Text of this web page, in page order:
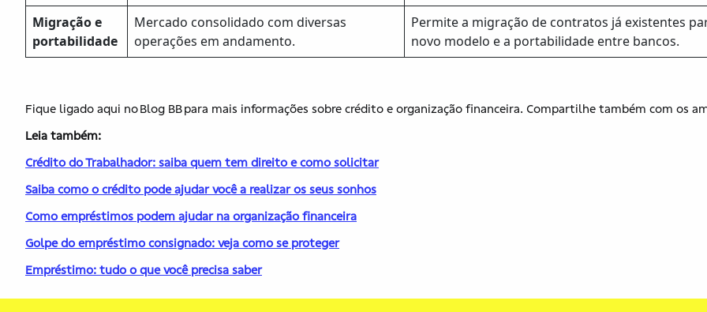
Migração e
portabilidade
Mercado consolidado com diversas
operações em andamento.
Permite a migração de contratos já existentes
novo modelo e a portabilidade entre bancos.
Fique ligado aqui no Blog BB para mais informações sobre crédito e organização financeira. Compartilhe também com os
Leia também:
Crédito do Trabalhador: saiba quem tem direito e como solicitar
Saiba como o crédito pode ajudar você a realizar os seus sonhos
Como empréstimos podem ajudar na organização financeira
Golpe do empréstimo consignado: veja como se proteger
Empréstimo: tudo o que você precisa saber